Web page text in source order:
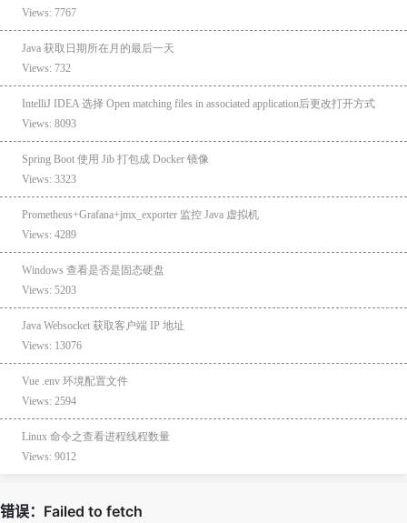
Views: 7767
Java 获取日期所在月的最后一天
Views: 732
IntelliJ IDEA 选择 Open matching files in associated application后更改打开方式
Views: 8093
Spring Boot 使用 Jib 打包成 Docker 镜像
Views: 3323
Prometheus+Grafana+jmx_exporter 监控 Java 虚拟机
Views: 4289
Windows 查看是否是固态硬盘
Views: 5203
Java Websocket 获取客户端 IP 地址
Views: 13076
Vue .env 环境配置文件
Views: 2594
Linux 命令之查看进程线程数量
Views: 9012